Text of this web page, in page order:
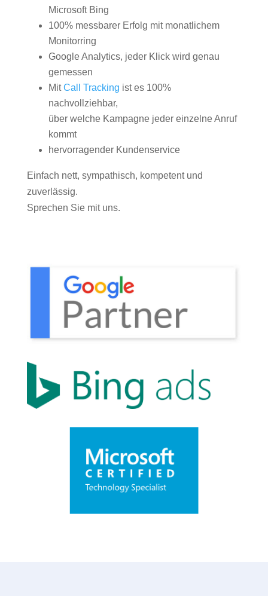
Microsoft Bing
100% messbarer Erfolg mit monatlichem
Monitorring
Google Analytics, jeder Klick wird genau
gemessen
MitCall Tracking ist es 100%
nachvollziehbar,
über welche Kampagne jeder einzelne Anruf
kommt
hervorragender Kundenservice
Einfach nett, sympathisch, kompetent und
zuverlässig.
Sprechen Sie mit uns.